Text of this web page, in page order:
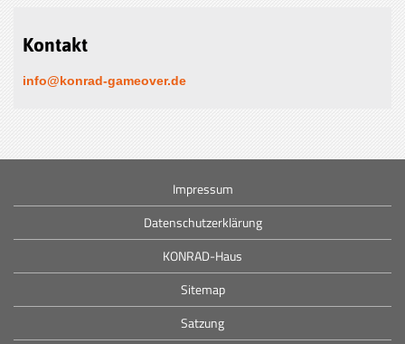
Kontakt
info@konrad-gameover.de
Impressum
Datenschutzerklärung
KONRAD-Haus
Sitemap
Satzung